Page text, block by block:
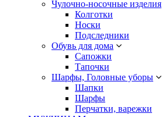
Чулочно-носочные изделия
Колготки
Носки
Подследники
Обувь для дома
Сапожки
Тапочки
Шарфы, Головные уборы
Шапки
Шарфы
Перчатки, варежки